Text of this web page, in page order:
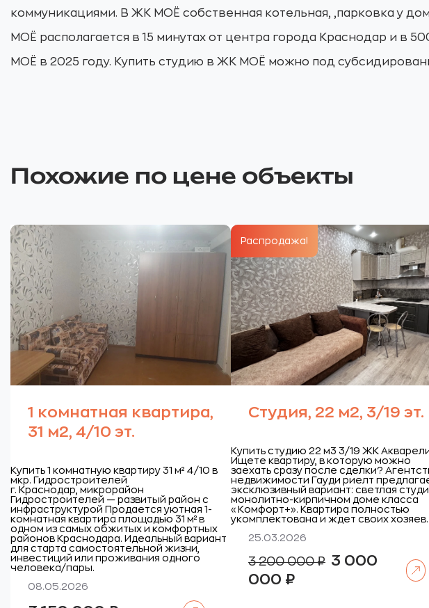
коммуникациями. В ЖК МОЁ собственная котельная, ,парковка у
МОЁ располагается в 15 минутах от центра города Краснодар и в
МОЁ в 2025 году. Купить студию в ЖК МОЁ можно под
Похожие по цене объекты
1 комнатная квартира,
31 м2, 4/10 эт.
Купить 1 комнатную квартиру 31 м² 4/10 в
мкр. Гидростроителей
г. Краснодар, микрорайон
Гидростроителей — развитый район с
инфраструктурой Продается уютная 1-
комнатная квартира площадью 31 м² в
одном из самых обжитых и комфортных
районов Краснодара. Идеальный вариант
для старта самостоятельной жизни,
инвестиций или проживания одного
человека/пары.
08.05.2026
Распродажа!
Студия, 22 м2, 3/19 эт.
Купить студию 22 м3 3/19 ЖК
Ищете квартиру, в которую можно
заехать сразу после сделки?
недвижимости Гауди риелт
эксклюзивный вариант: светлая
монолитно-кирпичном доме класса
«Комфорт+». Квартира полностью
укомплектована и ждет своих хозяев.
25.03.2026
3 200 000₽
Первоначальная
цена
3 000
000 ₽Текущая